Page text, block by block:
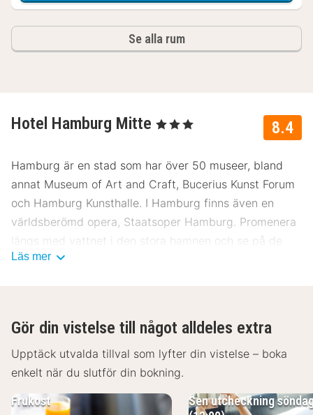
Se alla rum
8.4
Hotel Hamburg Mitte , 3 Stjärnor
Hamburg är en stad som har över 50 museer, bland
annat Museum of Art and Craft, Bucerius Kunst Forum
och Hamburg Kunsthalle. I Hamburg finns även en
världsberömd opera, Staatsoper Hamburg. Promenera
längs med vattnet i den stora hamnen och se på de
romantiska broarna och de historiska byggnaderna.
alldeles färsk fisk och skaldjur. I Hamburg finns många
fina promenadstråk och restauranger med
uteserveringar. För en kulinarisk mat- och dryckresa är
Hamburg definitivt ett toppenalternativ.
Läs mer
Gör din vistelse till något alldeles extra
Upptäck utvalda tillval som lyfter din vistelse – boka
enkelt när du slutför din bokning.
Frukost
Sen utcheckning